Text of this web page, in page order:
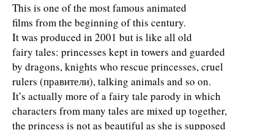
This is one of the most famous animated
films from the beginning of this century.
It was produced in 2001 but is like all old
fairy tales: princesses kept in towers and guarded
by dragons, knights who rescue princesses, cruel
rulers (правители), talking animals and so on.
It’s actually more of a fairy tale parody in which
characters from many tales are mixed up together,
the princess is not as beautiful as she is supposed